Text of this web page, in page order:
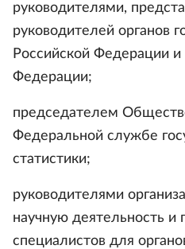
руководителями,
руководителей органов
Российской Федерации и
Федерации;
председателем
Федеральной службе
статистики;
руководителями
научную деятельность и
специалистов для